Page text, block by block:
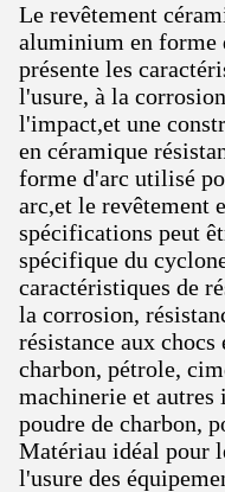
Le revêtement
aluminium en forme
présente les
l'usure, à la
l'impact,et une
en céramique
forme d'arc utilisé
arc,et le revêtement
spécifications peut
spécifique du
caractéristiques de
la corrosion,
résistance aux
charbon, pétrole,
machinerie et autres
poudre de charbon,
Matériau idéal pour
l'usure des